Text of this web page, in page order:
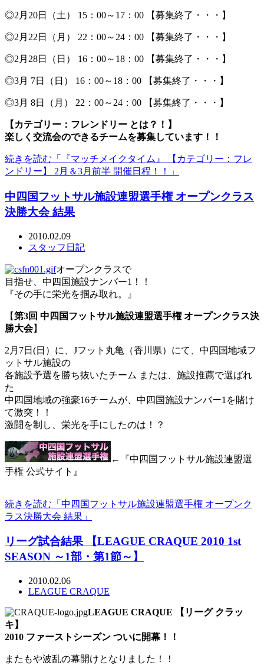
◎2月20日（土） 15：00～17：00 【募集終了・・・】
◎2月22日（月） 22：00～24：00 【募集終了・・・】
◎2月28日（日） 16：00～18：00 【募集終了・・・】
◎3月 7日（日） 16：00～18：00 【募集終了・・・】
◎3月 8日（月） 22：00～24：00 【募集終了・・・】
【カテゴリー：フレンドリー とは？！】
楽しく交流会のできるチームを募集しています！！
続きを読む「『マッチメイクタイム』 【カテゴリー：フレ
ンドリー】 2月＆3月前半 開催日程！！」
中四国フットサル施設連盟選手権 オープンクラス
決勝大会 結果
2010.02.09
スタッフ日記
オープンクラスで
目指せ、中四国施設ナンバー1！！
『その手に栄光を掴み取れ。』
【第3回 中四国フットサル施設連盟選手権 オープンクラス決
勝大会】
2月7日(日）に、Jフット丸亀（香川県）にて、中四国地域フ
ットサル施設の
各施設予選を勝ち抜いたチーム または、施設推薦で選ばれ
た
中四国地域の強豪16チームが、中四国施設ナンバー1を賭け
て激突！！
激闘を制し、栄光を手にしたのは！？
←『中四国フットサル施設連盟選
手権 公式サイト』
続きを読む「中四国フットサル施設連盟選手権 オープンク
ラス決勝大会 結果」
リーグ試合結果 【LEAGUE CRAQUE 2010 1st
SEASON ～1部・第1節～】
2010.02.06
LEAGUE CRAQUE
LEAGUE CRAQUE 【リーグ クラッ
キ】
2010 ファーストシーズン ついに開幕！！
またもや波乱の幕開けとなりました！！